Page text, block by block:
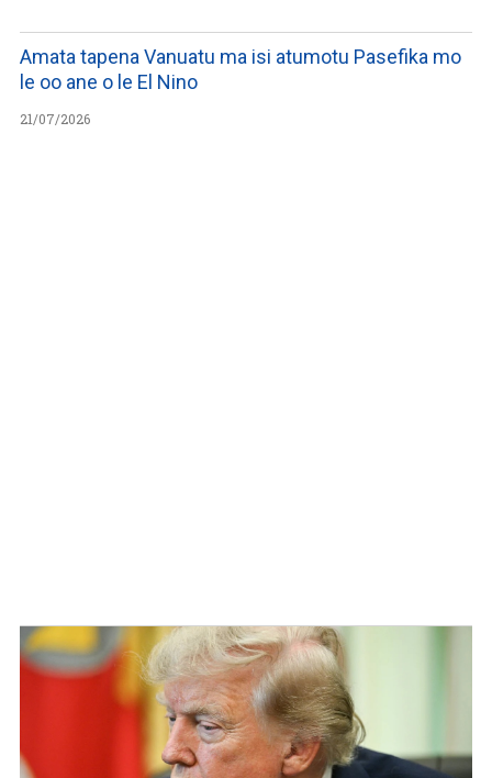
Amata tapena Vanuatu ma isi atumotu Pasefika mo
le oo ane o le El Nino
21/07/2026